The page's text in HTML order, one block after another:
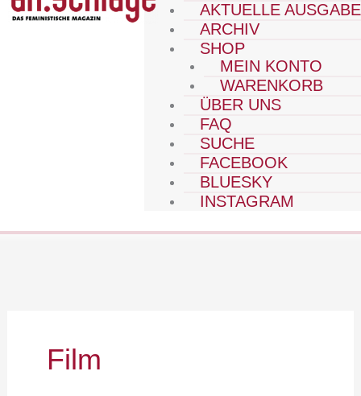
AKTUELLE AUSGABE
ARCHIV
SHOP
MEIN KONTO
WARENKORB
ÜBER UNS
FAQ
SUCHE
FACEBOOK
BLUESKY
INSTAGRAM
Film